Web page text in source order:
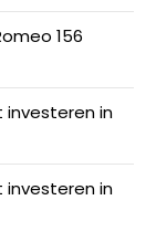
156
in
in